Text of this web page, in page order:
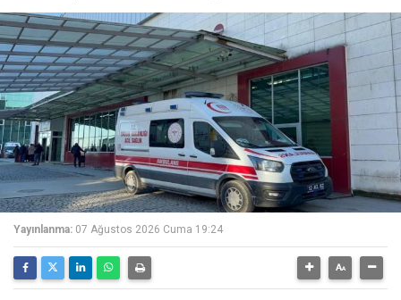
Yayınlanma: 07 Ağustos 2026 Cuma 19:24